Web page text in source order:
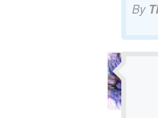
By